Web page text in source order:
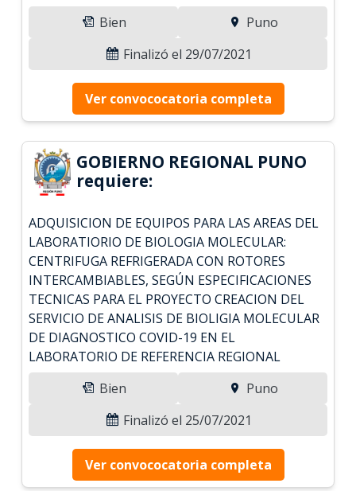
Bien
Puno
Finalizó el 29/07/2021
Ver convococatoria completa
GOBIERNO REGIONAL PUNO
requiere:
ADQUISICION DE EQUIPOS PARA LAS AREAS DEL
LABORATIORIO DE BIOLOGIA MOLECULAR:
CENTRIFUGA REFRIGERADA CON ROTORES
INTERCAMBIABLES, SEGÚN ESPECIFICACIONES
TECNICAS PARA EL PROYECTO CREACION DEL
SERVICIO DE ANALISIS DE BIOLIGIA MOLECULAR
DE DIAGNOSTICO COVID-19 EN EL
LABORATORIO DE REFERENCIA REGIONAL
Bien
Puno
Finalizó el 25/07/2021
Ver convococatoria completa